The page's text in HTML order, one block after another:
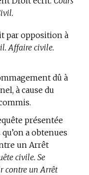
par opposition à
Affaire civile.
dû à
à cause du
présentée
a obtenues
un Arrêt
civile. Se
contre un Arrêt